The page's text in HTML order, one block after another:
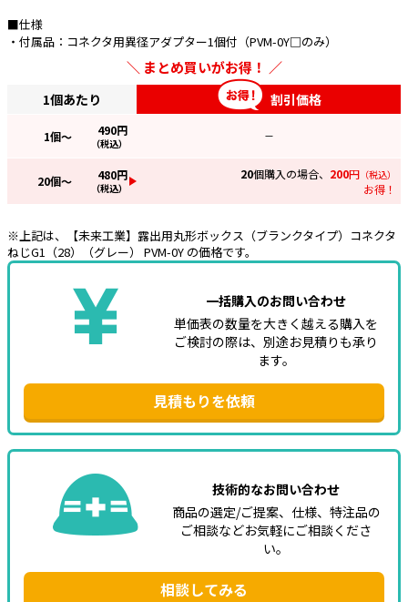
■仕様
・付属品：コネクタ用異径アダプター1個付（PVM-0Y□のみ）
まとめ買いがお得！
1個あたり 割引価格
1個～ 490円
（税込）
—
20個～ 480円
（税込）
20個購入の場合、 200円 （税込）
お得！
※上記は、【未来工業】露出用丸形ボックス（ブランクタイプ）コネクタ
ねじG1（28）（グレー） PVM-0Y の価格です。
一括購入のお問い合わせ
単価表の数量を大きく越える購入を
ご検討の際は、別途お見積りも承り
ます。
見積もりを依頼
技術的なお問い合わせ
商品の選定/ご提案、仕様、特注品の
ご相談などお気軽にご相談くださ
い。
相談してみる